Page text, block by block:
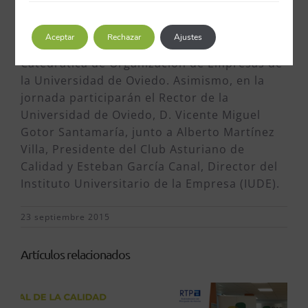
y José Antonio Camblor, Director de ENCE
Navia, moderados por Lucía Avella Camarero,
Catedrática de Organización de Empresas de
la Universidad de Oviedo. Asimismo, en la
jornada participarán el Rector de la
Universidad de Oviedo, D. Vicente Miguel
Gotor Santamaría, junto a Alberto Martínez
Villa, Presidente del Club Asturiano de
Calidad y Esteban García Canal, Director del
Instituto Universitario de la Empresa (IUDE).
23 septiembre 2015
Artículos relacionados
Aceptar Rechazar Ajustes